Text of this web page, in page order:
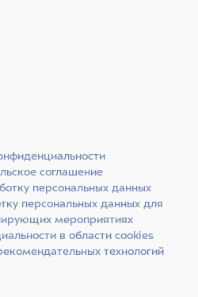
соглашение
персональных данных
персональных данных для
мероприятиях
в области cookies
технологий